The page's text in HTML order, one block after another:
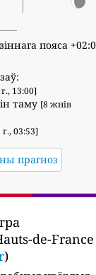
пояса
13:00]
таму [8 жнів
03:53]
прагноз
de-France
)